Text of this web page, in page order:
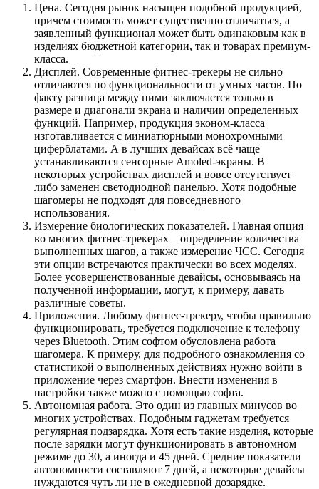
Цена. Сегодня рынок насыщен подобной продукцией,
причем стоимость может существенно отличаться, а
заявленный функционал может быть одинаковым как в
изделиях бюджетной категории, так и товарах премиум-
класса.
Дисплей. Современные фитнес-трекеры не сильно
отличаются по функциональности от умных часов. По
факту разница между ними заключается только в
размере и диагонали экрана и наличии определенных
функций. Например, продукция эконом-класса
изготавливается с миниатюрными монохромными
циферблатами. А в лучших девайсах всё чаще
устанавливаются сенсорные Amoled-экраны. В
некоторых устройствах дисплей и вовсе отсутствует
либо заменен светодиодной панелью. Хотя подобные
шагомеры не подходят для повседневного
использования.
Измерение биологических показателей. Главная опция
во многих фитнес-трекерах – определение количества
выполненных шагов, а также измерение ЧСС. Сегодня
эти опции встречаются практически во всех моделях.
Более усовершенствованные девайсы, основываясь на
полученной информации, могут, к примеру, давать
различные советы.
Приложения. Любому фитнес-трекеру, чтобы правильно
функционировать, требуется подключение к телефону
через Bluetooth. Этим софтом обусловлена работа
шагомера. К примеру, для подробного ознакомления со
статистикой о выполненных действиях нужно войти в
приложение через смартфон. Внести изменения в
настройки также можно с помощью софта.
Автономная работа. Это один из главных минусов во
многих устройствах. Подобным гаджетам требуется
регулярная подзарядка. Хотя есть такие изделия, которые
после зарядки могут функционировать в автономном
режиме до 30, а иногда и 45 дней. Средние показатели
автономности составляют 7 дней, а некоторые девайсы
нуждаются чуть ли не в ежедневной дозарядке.